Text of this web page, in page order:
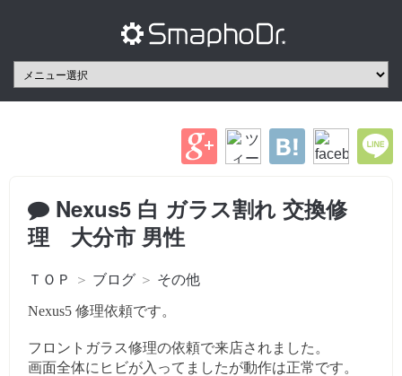
Nexus5 白 ガラス割れ 交換修
理 大分市 男性
ＴＯＰ ＞ ブログ ＞ その他
Nexus5 修理依頼です。
フロントガラス修理の依頼で来店されました。
画面全体にヒビが入ってましたが動作は正常です。